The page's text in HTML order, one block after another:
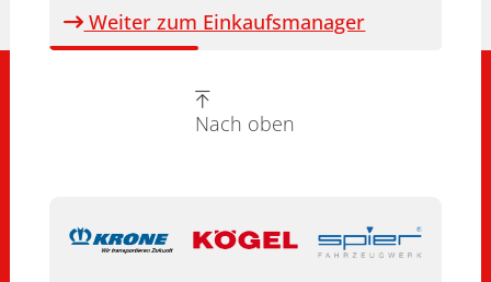
Weiter zum Einkaufsmanager
Nach oben